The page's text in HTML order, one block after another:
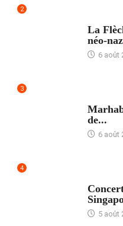
2
La
néo-
6 août
3
de...
6 août
4
5 août